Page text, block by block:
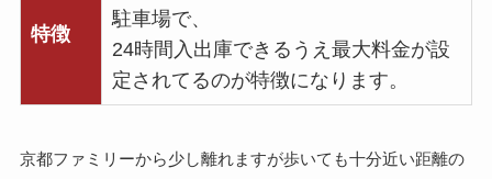
特徴
駐車場で、
24時間入出庫できるうえ最大料金が設
定されてるのが特徴になります。
京都ファミリーから少し離れますが歩いても十分近い距離の